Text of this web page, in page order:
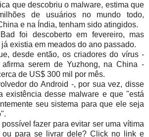
que descobriu o malware, estima que
de usuários no mundo todo,
e na Índia, tenham sido atingidos.
foi descoberto em fevereiro, mas
existia em meados do ano passado.
desde então, os criadores do vírus -
serem de Yuzhong, na China -
de US$ 300 mil por mês.
do Android -, por sua vez, disse
existência desse malware e que "está
seu sistema para que ele seja
fazer para evitar ser uma vítima
ou para se livrar dele? Click no link e